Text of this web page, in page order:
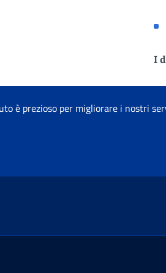
I
è prezioso per migliorare i nostri